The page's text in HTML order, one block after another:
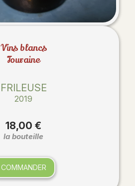
Vins blancs
Touraine
FRILEUSE
2019
18,00 €
la bouteille
COMMANDER